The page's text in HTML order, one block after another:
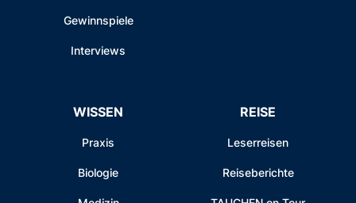
Gewinnspiele
Interviews
WISSEN
Praxis
Biologie
REISE
Leserreisen
Reiseberichte